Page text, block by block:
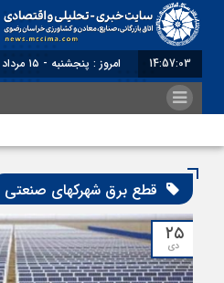
14:57:04 امروز : پنجشنبه - ۱۵ مرداد - ۱۴۰۵
قطع برق شهرکهای صنعتی
۲۵
دی